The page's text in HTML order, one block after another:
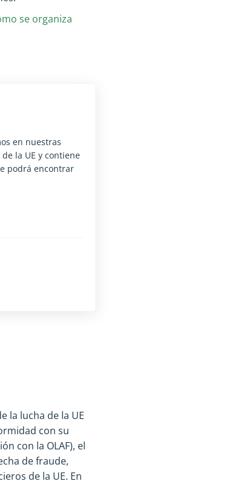
se organiza
en nuestras
la UE y contiene
podrá encontrar
disponible para el lector de pantalla)
la lucha de la UE
con su
con la OLAF), el
de fraude,
de la UE. En